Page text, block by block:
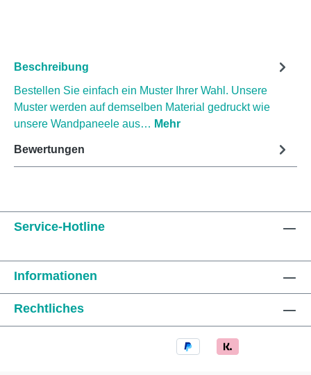
Beschreibung
Bestellen Sie einfach ein Muster Ihrer Wahl. Unsere
Muster werden auf demselben Material gedruckt wie
unsere Wandpaneele aus… Mehr
Bewertungen
Service-Hotline
Informationen
Rechtliches